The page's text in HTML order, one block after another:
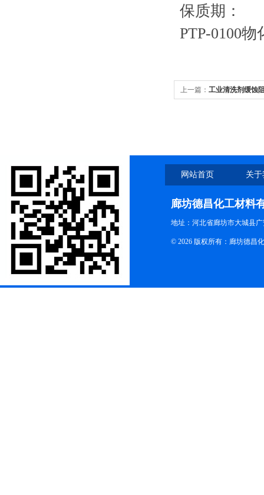
保质期：
PTP-0100
上一篇： 工业清洗剂缓蚀
网站首页 关
廊坊德昌化工材料
地址：河北省廊坊市大城县
© 2026 版权所有：廊坊德昌